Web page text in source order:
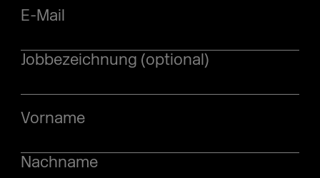
E-Mail
Jobbezeichnung (optional)
Vorname
Nachname